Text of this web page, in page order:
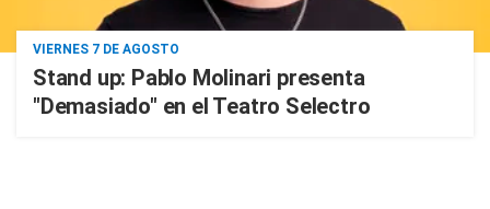
VIERNES 7 DE AGOSTO
Stand up: Pablo Molinari presenta
"Demasiado" en el Teatro Selectro